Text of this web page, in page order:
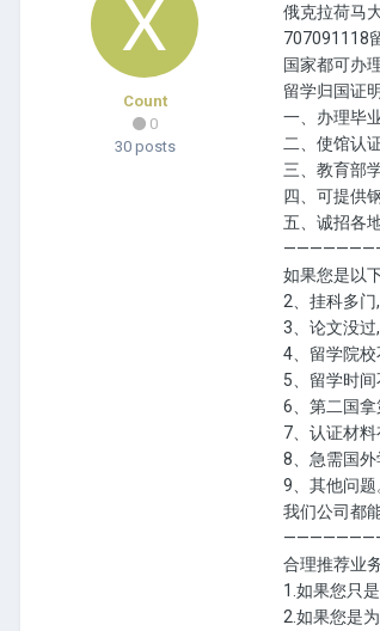
Count
0
30 posts
俄克拉荷马
707091118
国家都可办
留学归国证
一、办理毕
二、使馆认
三、教育部
四、可提供
五、诚招各
如果您是以
2、挂科多门
3、论文没过
4、留学院校
5、留学时间
6、第二国拿
7、认证材料
8、急需国外
9、其他问题
我们公司都
合理推荐业
1.如果您只
2.如果您是